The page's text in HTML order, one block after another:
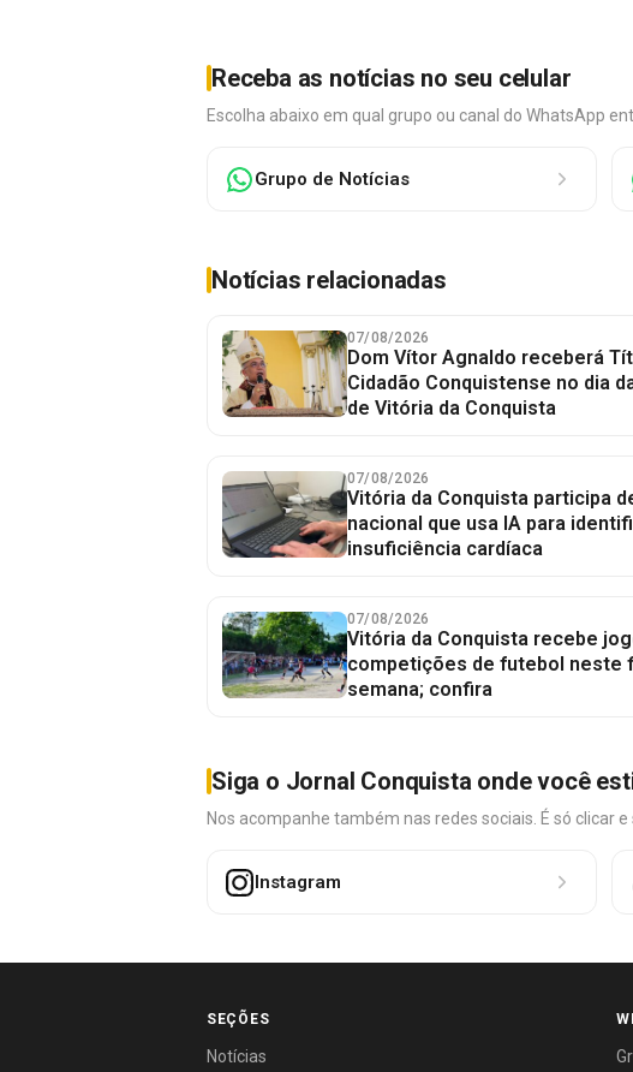
Receba as notícias no seu celular
Escolha abaixo em qual grupo ou canal do WhatsApp
Grupo de Notícias
Notícias relacionadas
07/08/2026
Dom Vítor Agnaldo receberá
Cidadão Conquistense no dia
de Vitória da Conquista
07/08/2026
Vitória da Conquista participa
nacional que usa IA para
insuficiência cardíaca
07/08/2026
Vitória da Conquista recebe
competições de futebol neste
semana; confira
Siga o Jornal Conquista onde você
Nos acompanhe também nas redes sociais. É só clicar e
Instagram
SEÇÕES
Notícias